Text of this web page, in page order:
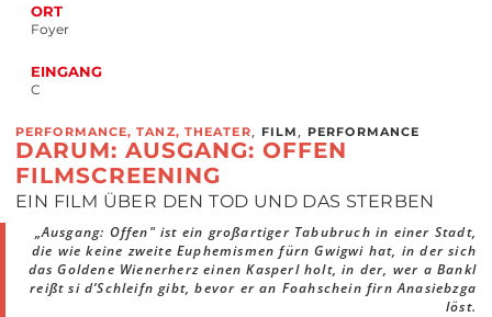
ORT
Foyer
EINGANG
C
PERFORMANCE, TANZ, THEATER, FILM , PERFORMANCE
DARUM: AUSGANG: OFFEN
FILMSCREENING
EIN FILM ÜBER DEN TOD UND DAS STERBEN
„Ausgang: Offen" ist ein großartiger Tabubruch in einer Stadt,
die wie keine zweite Euphemismen fürn Gwigwi hat, in der sich
das Goldene Wienerherz einen Kasperl holt, in der, wer a Bankl
reißt si d’Schleifn gibt, bevor er an Foahschein firn Anasiebzga
löst.